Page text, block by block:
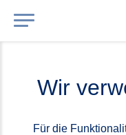
Wir
Für die